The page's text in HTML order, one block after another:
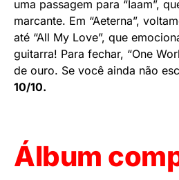
uma passagem para “Iaam”,
marcante. Em “Aeterna”,
até “All My Love”, que
guitarra! Para fechar, “One
de ouro. Se você ainda não
10/10.
Álbum